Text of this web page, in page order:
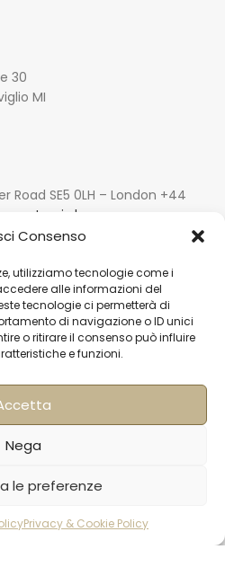
Consenso
utilizziamo tecnologie come i
alle informazioni del
tecnologie ci permetterà di
di navigazione o ID unici
o ritirare il consenso può influire
e funzioni.
Nega
le preferenze
Privacy & Cookie Policy
30
MI
Road SE5 0LH – London +44
3/F; Laford Centre, 838 Lai
Wan, Hong Kong +852
San Antonio de Portmany 44
AGGIUNGI AL